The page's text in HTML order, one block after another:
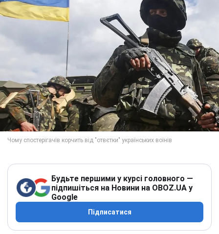
Будьте першими у курсі головного —
підпишіться на Новини на OBOZ.UA у
Google
Підписатися